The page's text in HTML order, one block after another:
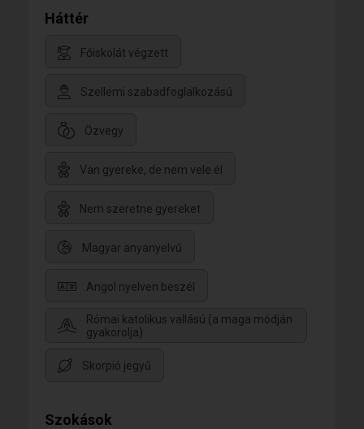
Háttér
Főiskolát végzett
Szellemi szabadfoglalkozású
Özvegy
Van gyereke, de nem vele él
Nem szeretne gyereket
Magyar anyanyelvű
Angol nyelven beszél
Római katolikus vallású (a maga módján
gyakorolja)
Skorpió jegyű
Szokások